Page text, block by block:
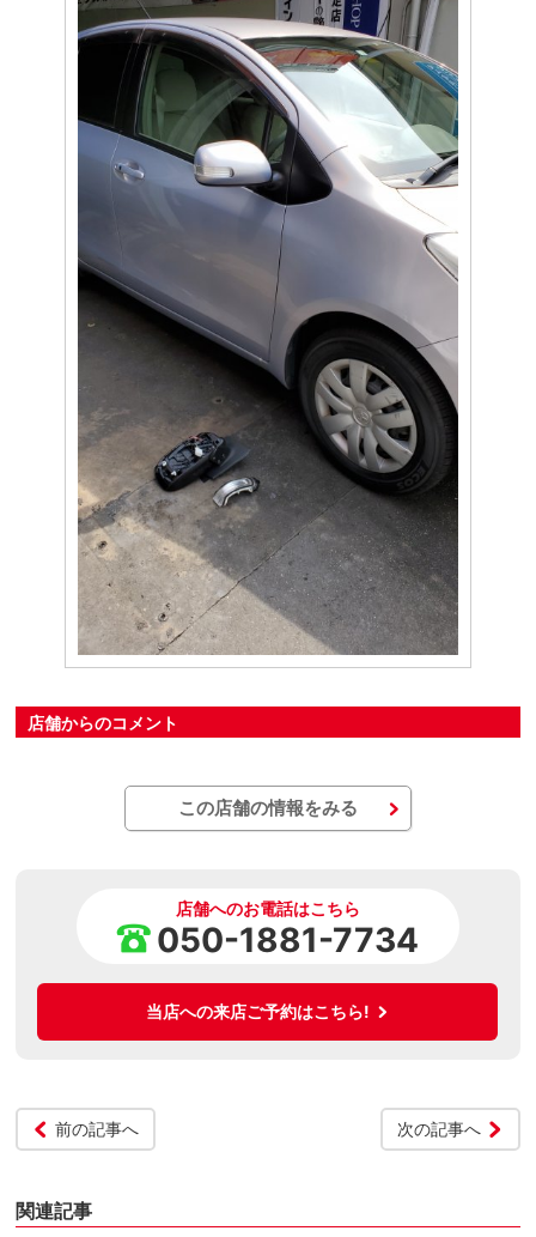
店舗からのコメント
この店舗の情報をみる
店舗へのお電話はこちら
050-1881-7734
当店への来店ご予約はこちら!
前の記事へ 次の記事へ
関連記事